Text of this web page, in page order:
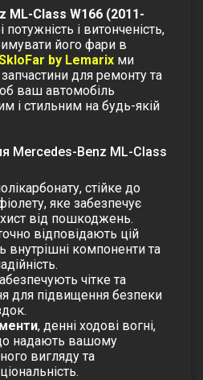
ML-Class W166 (2011-
потужність і витонченість,
його фари в
by Lemarix ми
для ремонту та
ваш автомобіль
і стильним на будь-якій
Mercedes-Benz ML-Class
стійке до
яке забезпечує
від пошкоджень.
відповідають цій
внутрішні компоненти та
чітке та
для підвищення безпеки
, денні ходові вогні,
надають вашому
вигляду та